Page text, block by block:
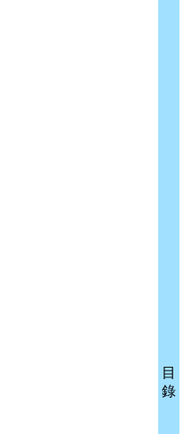
目
錄